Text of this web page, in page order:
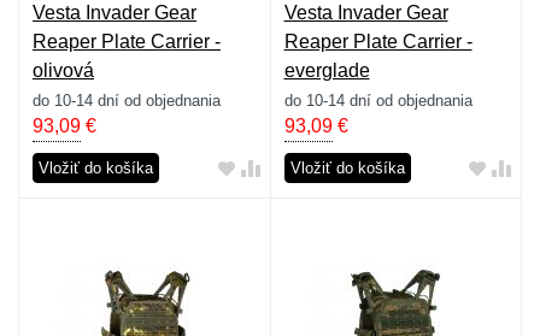
Vesta Invader Gear
Reaper Plate Carrier -
olivová
do 10-14 dní od objednania
93,09 €
Vložiť do košíka
Vesta Invader Gear
Reaper Plate Carrier -
everglade
do 10-14 dní od objednania
93,09€
Vložiť do košíka